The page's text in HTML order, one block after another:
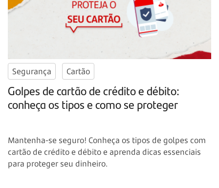
Segurança Cartão
Golpes de cartão de crédito e débito:
conheça os tipos e como se proteger
Mantenha-se seguro! Conheça os tipos de golpes com
cartão de crédito e débito e aprenda dicas essenciais
para proteger seu dinheiro.